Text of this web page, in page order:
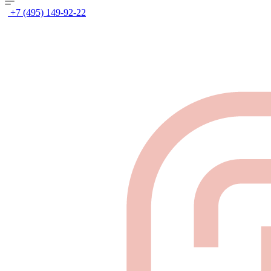
+7 (495) 149-92-22